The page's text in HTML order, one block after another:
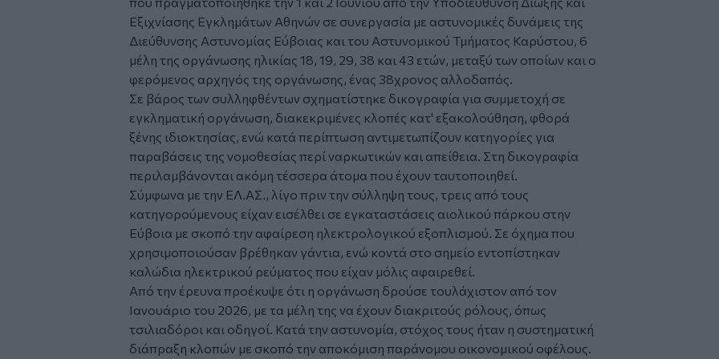
Εξιχνίασης Εγκλημάτων Αθηνών σε συνεργασία με αστυνομικές δυνάμεις της
Διεύθυνσης Αστυνομίας Εύβοιας και του Αστυνομικού Τμήματος Καρύστου, 6
μέλη της οργάνωσης ηλικίας 18, 19, 29, 38 και 43 ετών, μεταξύ των οποίων και ο
φερόμενος αρχηγός της οργάνωσης, ένας 38χρονος αλλοδαπός.
Σε βάρος των συλληφθέντων σχηματίστηκε δικογραφία για συμμετοχή σε
εγκληματική οργάνωση, διακεκριμένες κλοπές κατ' εξακολούθηση, φθορά
ξένης ιδιοκτησίας, ενώ κατά περίπτωση αντιμετωπίζουν κατηγορίες για
παραβάσεις της νομοθεσίας περί ναρκωτικών και απείθεια. Στη δικογραφία
περιλαμβάνονται ακόμη τέσσερα άτομα που έχουν ταυτοποιηθεί.
Σύμφωνα με την ΕΛ.ΑΣ., λίγο πριν την σύλληψη τους, τρεις από τους
κατηγορούμενους είχαν εισέλθει σε εγκαταστάσεις αιολικού πάρκου στην
Εύβοια με σκοπό την αφαίρεση ηλεκτρολογικού εξοπλισμού. Σε όχημα που
χρησιμοποιούσαν βρέθηκαν γάντια, ενώ κοντά στο σημείο εντοπίστηκαν
καλώδια ηλεκτρικού ρεύματος που είχαν μόλις αφαιρεθεί.
Από την έρευνα προέκυψε ότι η οργάνωση δρούσε τουλάχιστον από τον
Ιανουάριο του 2026, με τα μέλη της να έχουν διακριτούς ρόλους, όπως
τσιλιαδόροι και οδηγοί. Κατά την αστυνομία, στόχος τους ήταν η συστηματική
διάπραξη κλοπών με σκοπό την αποκόμιση παράνομου οικονομικού οφέλους.